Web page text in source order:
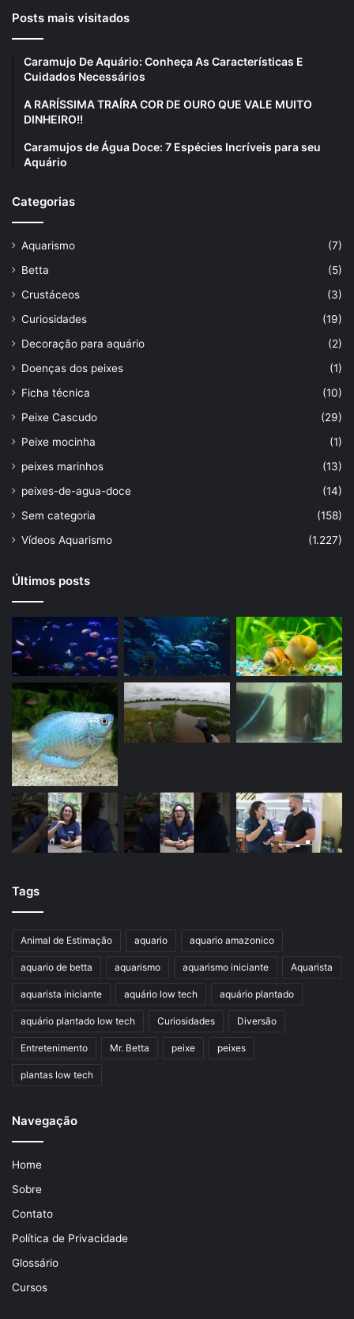
Posts mais visitados
Caramujo De Aquário: Conheça As Características E
Cuidados Necessários
A RARÍSSIMA TRAÍRA COR DE OURO QUE VALE MUITO
DINHEIRO!!
Caramujos de Água Doce: 7 Espécies Incríveis para seu
Aquário
Categorias
Aquarismo
(7)
Betta
(5)
Crustáceos
(3)
Curiosidades
(19)
Decoração para aquário
(2)
Doenças dos peixes
(1)
Ficha técnica
(10)
Peixe Cascudo
(29)
Peixe mocinha
(1)
peixes marinhos
(13)
peixes-de-agua-doce
(14)
Sem categoria
(158)
Vídeos Aquarismo
(1.227)
Últimos posts
Tags
Animal de Estimação aquario aquario amazonico
aquario de betta aquarismo aquarismo iniciante Aquarista
aquarista iniciante aquário low tech aquário plantado
aquário plantado low tech Curiosidades Diversão
Entretenimento Mr. Betta peixe peixes
plantas low tech
Navegação
Home
Sobre
Contato
Política de Privacidade
Glossário
Cursos